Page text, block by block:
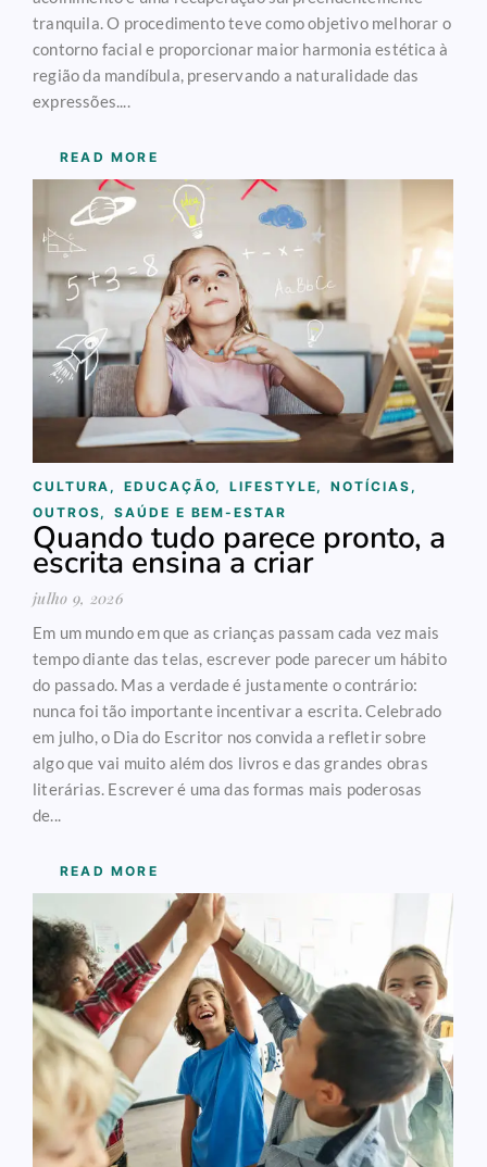
tranquila. O procedimento teve como objetivo melhorar o
contorno facial e proporcionar maior harmonia estética à
região da mandíbula, preservando a naturalidade das
expressões....
READ MORE
CULTURA , EDUCAÇÃO, LIFESTYLE, NOTÍCIAS ,
OUTROS, SAÚDE E BEM-ESTAR
Quando tudo parece pronto, a
escrita ensina a criar
julho 9, 2026
Em um mundo em que as crianças passam cada vez mais
tempo diante das telas, escrever pode parecer um hábito
do passado. Mas a verdade é justamente o contrário:
nunca foi tão importante incentivar a escrita. Celebrado
em julho, o Dia do Escritor nos convida a refletir sobre
algo que vai muito além dos livros e das grandes obras
literárias. Escrever é uma das formas mais poderosas
de...
READ MORE